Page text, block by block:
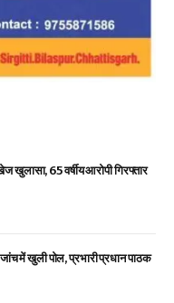
खुलासा, 65 वर्षीय आरोपी गिरफ्तार
में खुली पोल, प्रभारी प्रधान पाठक